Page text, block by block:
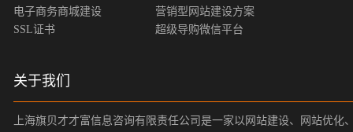
电子商务商城建设
SSL证书
营销型网站建设方案
超级导购微信平台
关于我们
上海旗贝才才富信息咨询有限责任公司是一家以网站建设、网站优